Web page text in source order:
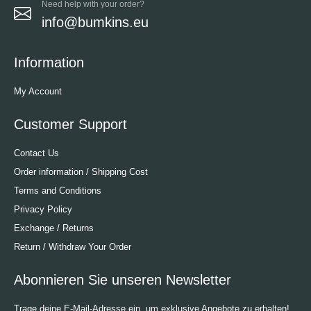
Need help with your order?
info@bumkins.eu
Information
My Account
Customer Support
Contact Us
Order information / Shipping Cost
Terms and Conditions
Privacy Policy
Exchange / Returns
Return / Withdraw Your Order
Abonnieren Sie unseren Newsletter
Trage deine E-Mail-Adresse ein, um exklusive Angebote zu erhalten!